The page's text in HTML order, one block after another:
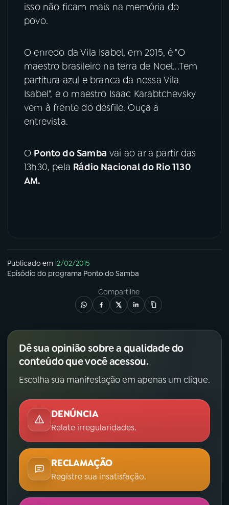
ACOMPANHE A RÁDIO NACIONAL
YouTube Facebook
isso não ficam mais na memória do
povo.
O enredo da Vila Isabel, em 2015, é "O
maestro brasileiro na terra de Noel...Tem
partitura azul e branca da nossa Vila
Isabel", e o maestro Isaac Karabtchevsky
vem à frente do desfile. Ouça a
entrevista.
O Ponto do Samba vai ao ar a partir das
13h30, pela Rádio Nacional do Rio 1130
AM.
Publicado em12/02/2015
Episódio do programa Ponto do Samba
Compartilhe
Dê sua opinião sobre a qualidade do
conteúdo que você acessou.
Escolha sua manifestação em apenas um clique.
DENÚNCIA
Relate irregularidades.
RECLAMAÇÃO
Registre sua insatisfação.